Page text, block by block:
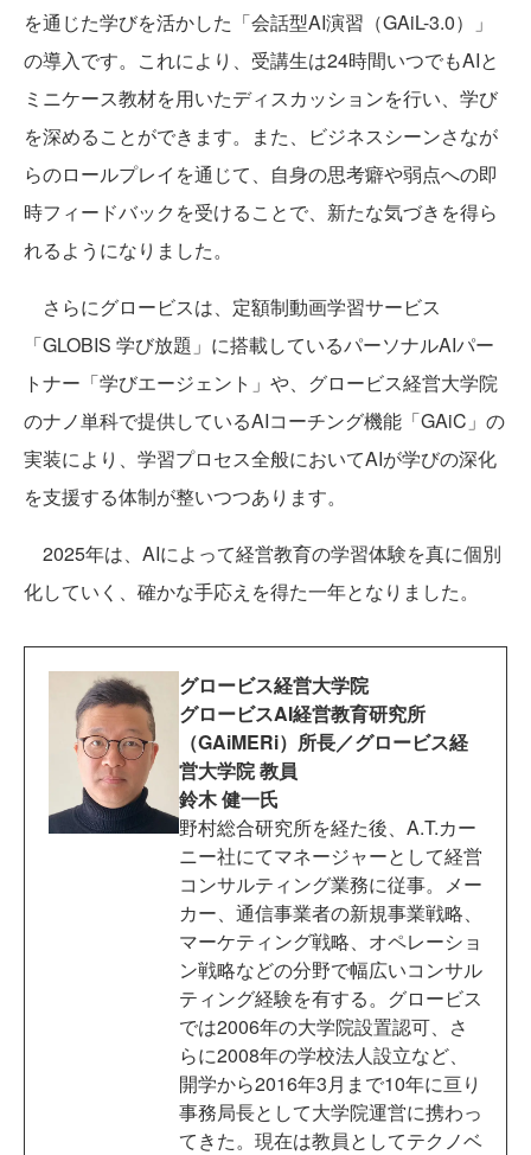
を通じた学びを活かした「会話型AI演習（GAiL-3.0）」
の導入です。これにより、受講生は24時間いつでもAIと
ミニケース教材を用いたディスカッションを行い、学び
を深めることができます。また、ビジネスシーンさなが
らのロールプレイを通じて、自身の思考癖や弱点への即
時フィードバックを受けることで、新たな気づきを得ら
れるようになりました。
さらにグロービスは、定額制動画学習サービス
「GLOBIS 学び放題」に搭載しているパーソナルAIパー
トナー「学びエージェント」や、グロービス経営大学院
のナノ単科で提供しているAIコーチング機能「GAiC」の
実装により、学習プロセス全般においてAIが学びの深化
を支援する体制が整いつつあります。
2025年は、AIによって経営教育の学習体験を真に個別
化していく、確かな手応えを得た一年となりました。
グロービス経営大学院
グロービスAI経営教育研究所
（GAiMERi）所長／グロービス経
営大学院 教員
鈴木 健一氏
野村総合研究所を経た後、A.T.カー
ニー社にてマネージャーとして経営
コンサルティング業務に従事。メー
カー、通信事業者の新規事業戦略、
マーケティング戦略、オペレーショ
ン戦略などの分野で幅広いコンサル
ティング経験を有する。グロービス
では2006年の大学院設置認可、さ
らに2008年の学校法人設立など、
開学から2016年3月まで10年に亘り
事務局長として大学院運営に携わっ
てきた。現在は教員としてテクノベ